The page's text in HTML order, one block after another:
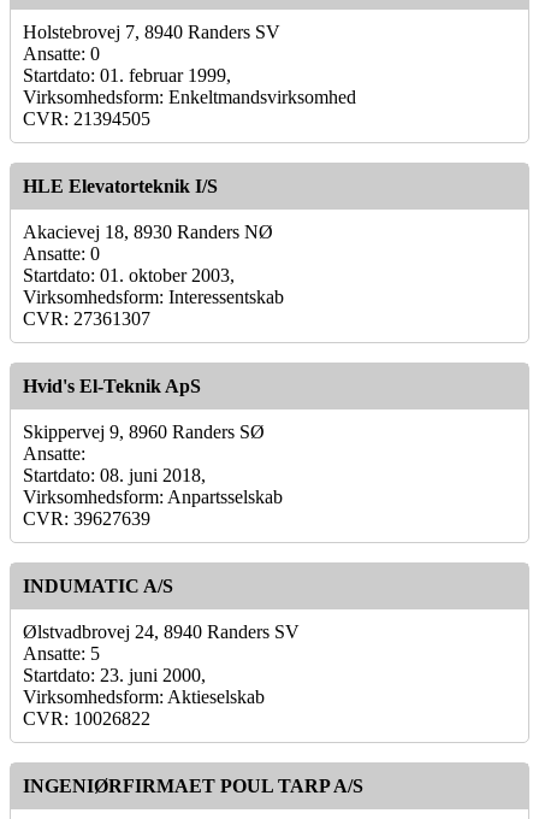
Holstebrovej 7, 8940 Randers SV
Ansatte: 0
Startdato: 01. februar 1999,
Virksomhedsform: Enkeltmandsvirksomhed
CVR: 21394505
HLE Elevatorteknik I/S
Akacievej 18, 8930 Randers NØ
Ansatte: 0
Startdato: 01. oktober 2003,
Virksomhedsform: Interessentskab
CVR: 27361307
Hvid's El-Teknik ApS
Skippervej 9, 8960 Randers SØ
Ansatte:
Startdato: 08. juni 2018,
Virksomhedsform: Anpartsselskab
CVR: 39627639
INDUMATIC A/S
Ølstvadbrovej 24, 8940 Randers SV
Ansatte: 5
Startdato: 23. juni 2000,
Virksomhedsform: Aktieselskab
CVR: 10026822
INGENIØRFIRMAET POUL TARP A/S